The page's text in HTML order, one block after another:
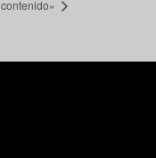
contenido»